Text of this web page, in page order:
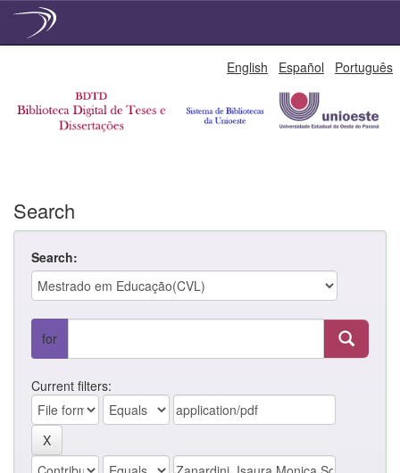
English Español Português
Search
Search:
for
Current filters: